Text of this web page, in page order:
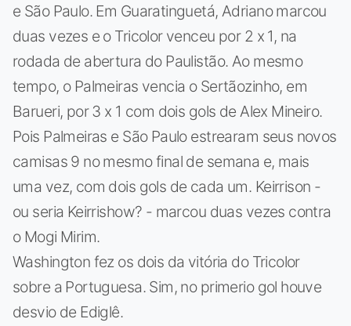
e São Paulo. Em Guaratinguetá, Adriano marcou
duas vezes e o Tricolor venceu por 2 x 1, na
rodada de abertura do Paulistão. Ao mesmo
tempo, o Palmeiras vencia o Sertãozinho, em
Barueri, por 3 x 1 com dois gols de Alex Mineiro.
Pois Palmeiras e São Paulo estrearam seus novos
camisas 9 no mesmo final de semana e, mais
uma vez, com dois gols de cada um. Keirrison -
ou seria Keirrishow? - marcou duas vezes contra
o Mogi Mirim.
Washington fez os dois da vitória do Tricolor
sobre a Portuguesa. Sim, no primerio gol houve
desvio de Ediglê.